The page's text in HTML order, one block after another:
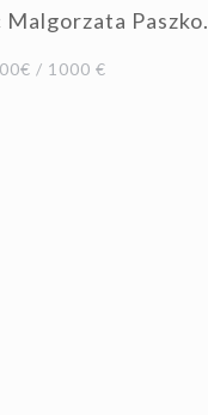
Paszko.
/ 1000 €